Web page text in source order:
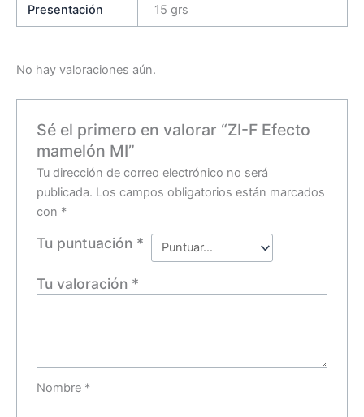
Presentación 15 grs
No hay valoraciones aún.
Sé el primero en valorar “ZI-F Efecto
mamelón MI”
Tu dirección de correo electrónico no será
publicada. Los campos obligatorios están marcados
con *
Tu puntuación *
Tu valoración *
Nombre *